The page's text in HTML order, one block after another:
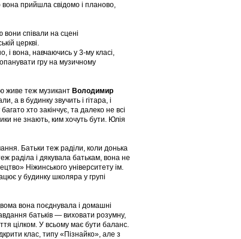
вона прийшла свідомо і планово,
вони співали на сцені
церкві.
і вона, навчаючись у 3-му класі,
гру на музичному
живе теж музикант Володимир
а в будинку звучить і гітара, і
хто закінчує, та далеко не всі
не знають, ким хочуть бути. Юлія
Батьки теж раділи, коли донька
раділа і дякувала батькам, вона не
Ніжинського університету ім.
у будинку школяра у групі
вона поєднувала і домашні
батьків — виховати розумну,
цілком. У всьому має бути баланс.
клас, типу «Пізнайко», але з